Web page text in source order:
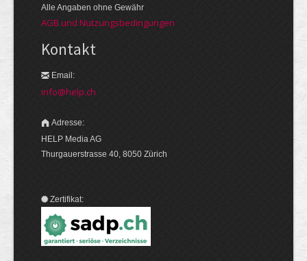
Alle Angaben ohne Gewähr
AGB und Nutzungsbedingungen
Kontakt
Email:
info@help.ch
Adresse:
HELP Media AG
Thurgauerstrasse 40, 8050 Zürich
Zertifikat: